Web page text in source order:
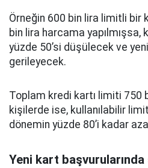
Örneğin 600 bin lira limitli bir
bin lira harcama yapılmışsa,
yüzde 50’si düşülecek ve
gerileyecek.
Toplam kredi kartı limiti 750
kişilerde ise, kullanılabilir
dönemin yüzde 80’i kadar
Yeni kart başvurularında